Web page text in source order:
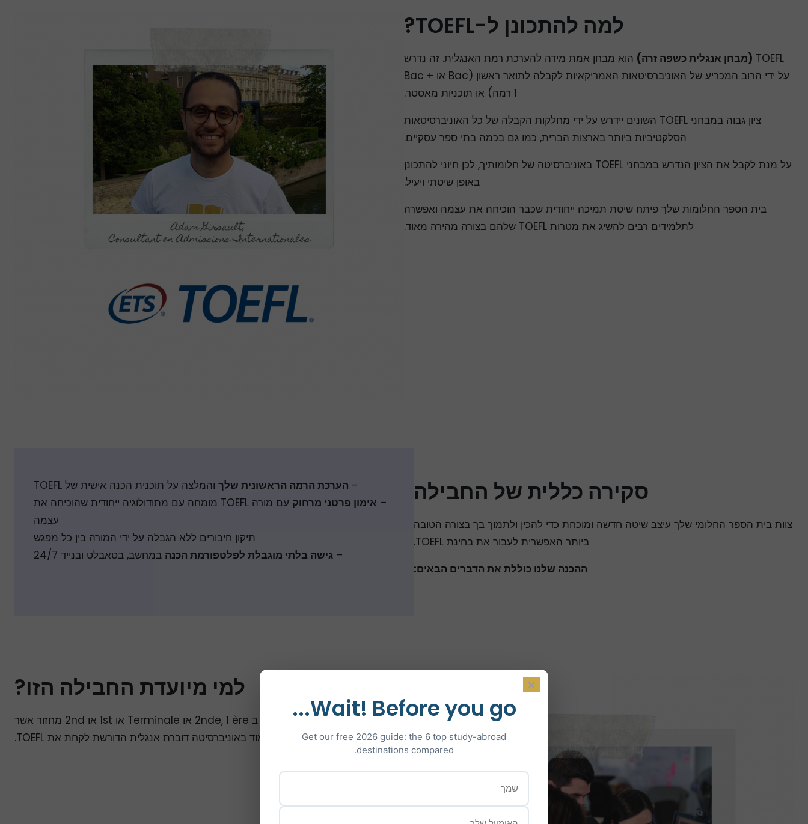
למה להתכונן ל-TOEFL?
TOEFL (מבחן אנגלית כשפה זרה) הוא מבחן אמת מידה להערכת רמת האנגלית. זה נדרש
על ידי הרוב המכריע של האוניברסיטאות האמריקאיות לקבלה לתואר ראשון (Bac או Bac +
1 רמה) או תוכניות מאסטר.
ציון גבוה במבחני TOEFL השונים יידרש על ידי מחלקות הקבלה של כל האוניברסיטאות
הסלקטיביות ביותר בארצות הברית, כמו גם בכמה בתי ספר עסקיים.
על מנת לקבל את הציון הנדרש במבחני TOEFL באוניברסיטה של חלומותיך, לכן חיוני להתכונן
באופן שיטתי ויעיל.
בית הספר החלומות שלך פיתח שיטת תמיכה ייחודית שכבר הוכיחה את עצמה ואפשרה
לתלמידים רבים להשיג את מטרות TOEFL שלהם בצורה מהירה מאוד.
סקירה כללית של החבילה
צוות בית הספר החלומי שלך עיצב שיטה חדשה ומוכחת כדי להכין ולתמוך בך בצורה הטובה
ביותר האפשרית לעבור את בחינת TOEFL.
ההכנה שלנו כוללת את הדברים הבאים:
– הערכת הרמה הראשונית שלך והמלצה על תוכנית הכנה אישית של TOEFL
– אימון פרטני מרחוק
עם מורה TOEFL מומחה עם מתודולוגיה ייחודית שהוכיחה את
עצמה
תיקון חיבורים ללא הגבלה על ידי המורה בין כל מפגש
– גישה בלתי מוגבלת לפלטפורמת הכנה במחשב, בטאבלט ובנייד 24/7
למי מיועדת החבילה הזו?
חבילה זו מיועדת לסטודנטים ב 2nde, 1 ère או Terminale או 1st או 2nd מחזור אשר
מתכננים ללמוד באוניברסיטה דוברת אנגלית הדורשת לקחת את TOEFL.
×
Wait! Before you go...
Get our free 2026 guide: the 6 top study-abroad
destinations compared.